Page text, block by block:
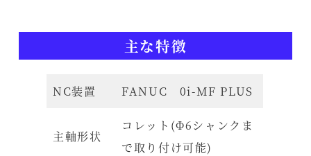
主な特徴
NC装置 FANUC 0i-MF PLUS
主軸形状
コレット(Φ6シャンクま
で取り付け可能)